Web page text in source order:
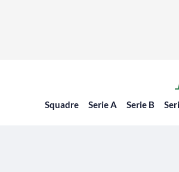
Squadre Serie A Serie B